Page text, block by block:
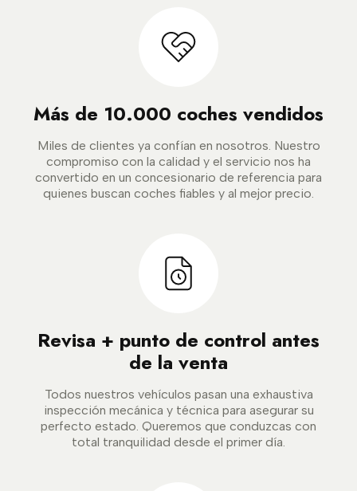
Más de 10.000 coches vendidos
Miles de clientes ya confían en nosotros. Nuestro
compromiso con la calidad y el servicio nos ha
convertido en un concesionario de referencia para
quienes buscan coches fiables y al mejor precio.
Revisa + punto de control antes
de la venta
Todos nuestros vehículos pasan una exhaustiva
inspección mecánica y técnica para asegurar su
perfecto estado. Queremos que conduzcas con
total tranquilidad desde el primer día.